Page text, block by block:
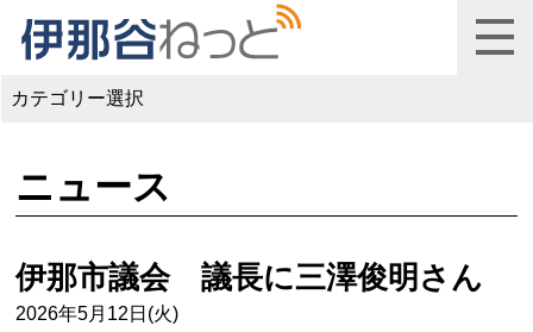
カテゴリー選択
ニュース
伊那市議会 議長に三澤俊明さん
2026年5月12日(火)